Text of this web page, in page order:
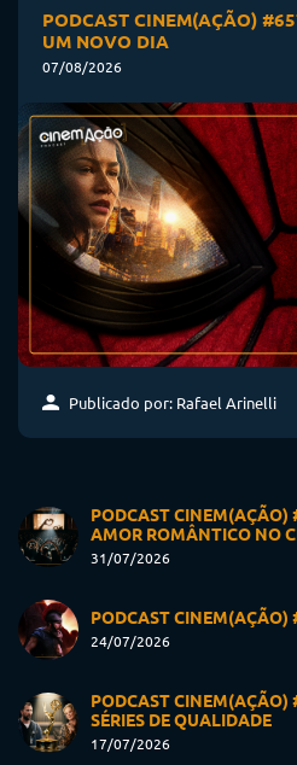
PODCAST CINEM(AÇÃO)
UM NOVO DIA
07/08/2026
Publicado por: Rafael Arinelli
PODCAST
AMOR ROMÂNTICO NO
31/07/2026
PODCAST CINEM(AÇÃO)
24/07/2026
PODCAST CINEM(AÇÃO)
SÉRIES DE QUALIDADE
17/07/2026